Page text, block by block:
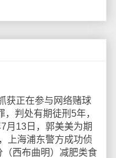
正在参与网络赌球
判处有期徒刑5年，
月13日，郭美美为期
上海浦东警方成功侦
西布曲明）减肥类食